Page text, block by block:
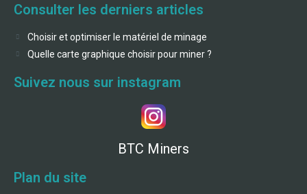
Consulter les derniers articles
Choisir et optimiser le matériel de minage
Quelle carte graphique choisir pour miner ?
Suivez nous sur instagram
BTC Miners
Plan du site